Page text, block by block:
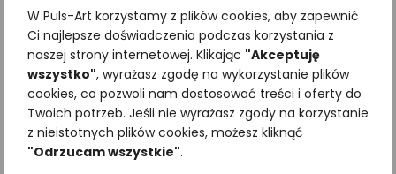
W Puls-Art korzystamy z plików cookies, aby zapewnić
Ci najlepsze doświadczenia podczas korzystania z
naszej strony internetowej. Klikając "Akceptuję
wszystko", wyrażasz zgodę na wykorzystanie plików
cookies, co pozwoli nam dostosować treści i oferty do
Twoich potrzeb. Jeśli nie wyrażasz zgody na korzystanie
z nieistotnych plików cookies, możesz kliknąć
"Odrzucam wszystkie".
Najniższa cena z ostatnich 30
dni: